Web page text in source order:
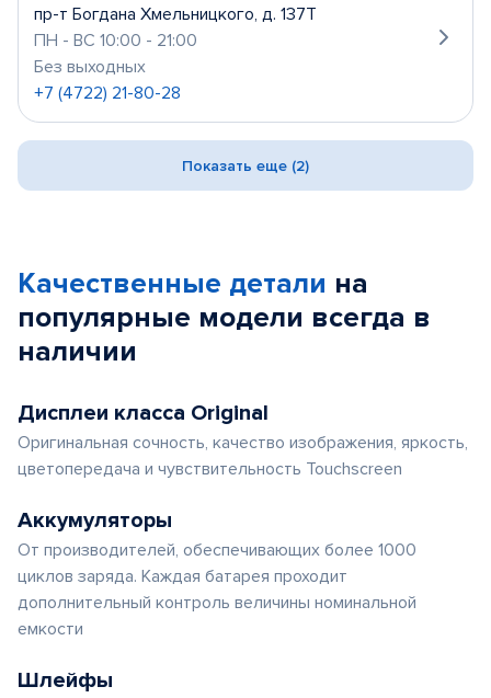
пр-т Богдана Хмельницкого, д. 137Т
ПН - ВС 10:00 - 21:00
Без выходных
+7 (4722) 21-80-28
Показать еще (2)
Качественные детали на
популярные модели всегда в
наличии
Дисплеи класса Original
Оригинальная сочность, качество изображения, яркость,
цветопередача и чувствительность Touchscreen
Аккумуляторы
От производителей, обеспечивающих более 1000
циклов заряда. Каждая батарея проходит
дополнительный контроль величины номинальной
емкости
Шлейфы